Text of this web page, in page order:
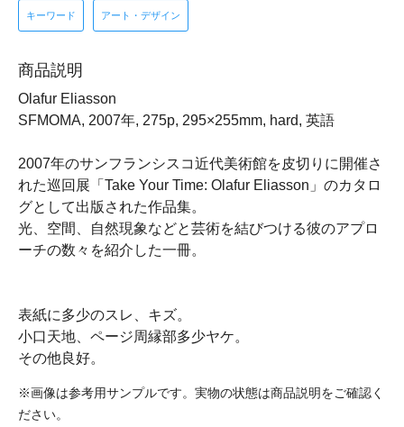
キーワード アート・デザイン
商品説明
Olafur Eliasson
SFMOMA, 2007年, 275p, 295×255mm, hard, 英語
2007年のサンフランシスコ近代美術館を皮切りに開催さ
れた巡回展「Take Your Time: Olafur Eliasson」のカタロ
グとして出版された作品集。
光、空間、自然現象などと芸術を結びつける彼のアプロ
ーチの数々を紹介した一冊。
表紙に多少のスレ、キズ。
小口天地、ページ周縁部多少ヤケ。
その他良好。
※画像は参考用サンプルです。実物の状態は商品説明をご確認く
ださい。